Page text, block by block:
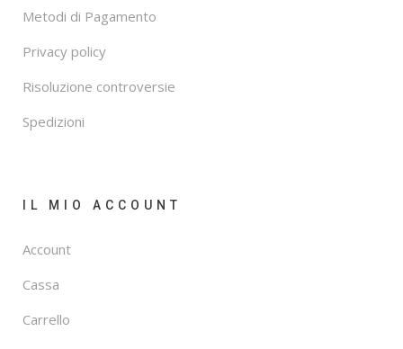
Metodi di Pagamento
Privacy policy
Risoluzione controversie
Spedizioni
IL MIO ACCOUNT
Account
Cassa
Carrello